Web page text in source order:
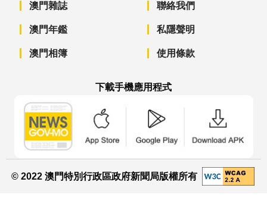
澳門雜誌
澳門年鑑
澳門相簿
聯絡我們
私隱聲明
使用條款
下載手機應用程式
© 2022 澳門特別行政區政府新聞局版權所有